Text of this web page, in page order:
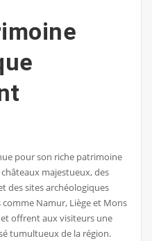
pour son riche patrimoine
majestueux, des
des sites archéologiques
comme Namur, Liège et Mons
offrent aux visiteurs une
tumultueux de la région.